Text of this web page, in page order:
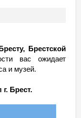
Брестской
вас ожидает
и музей.
Брест.